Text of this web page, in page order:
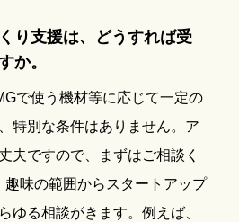
り支援は、どうすれば受
か。
で使う機材等に応じて一定の
特別な条件はありません。ア
夫ですので、まずはご相談く
趣味の範囲からスタートアップ
ゆる相談がきます。例えば、